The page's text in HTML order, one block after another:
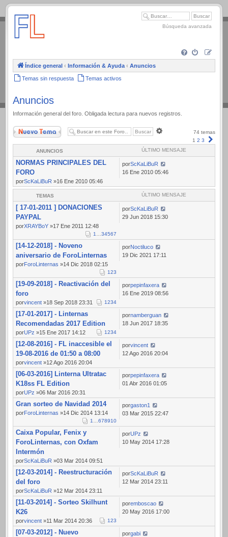
.
Búsqueda avanzada
Índice general ‹ Información & Ayuda ‹ Anuncios
Temas sin respuesta Temas activos
Anuncios
Información general del foro. Obligada lectura para nuevos registros.
Nuevo Tema
74 temas
1 2 3
ANUNCIOS ÚLTIMO MENSAJE
NORMAS PRINCIPALES DEL
FORO
porScKaLiBuR »16 Ene 2010 05:46
porScKaLiBuR
16 Ene 2010 05:46
TEMAS ÚLTIMO MENSAJE
[ 17-01-2011 ] DONACIONES
PAYPAL
porXRAYBoY »17 Ene 2011 12:48
1 34567
porScKaLiBuR
29 Jun 2018 15:30
[14-12-2018] - Noveno
aniversario de ForoLinternas
porForoLinternas »14 Dic 2018 02:15
123
porNoctiluco
19 Dic 2021 17:11
[19-09-2018] - Reactivación del
foro
porvincent »18 Sep 2018 23:31 1234
porpepinfaxera
16 Ene 2019 08:56
[17-01-2017] - Linternas
Recomendadas 2017 Edition
porUPz »15 Ene 2017 14:12 1234
pornamberguan
18 Jun 2017 18:35
[12-08-2016] - FL inaccesible el
19-08-2016 de 01:50 a 08:00
porvincent »12 Ago 2016 20:04
porvincent
12 Ago 2016 20:04
[06-03-2016] Linterna Ultratac
K18ss FL Edition
porUPz »06 Mar 2016 20:31
porpepinfaxera
01 Abr 2016 01:05
Gran sorteo de Navidad 2014
porForoLinternas »14 Dic 2014 13:14
1 678910
porgaston1
03 Mar 2015 22:47
Caixa Popular, Fenix y
ForoLinternas, con Oxfam
Intermón
porScKaLiBuR »03 Mar 2014 09:51
porUPz
10 May 2014 17:28
[12-03-2014] - Reestructuración
del foro
porScKaLiBuR »12 Mar 2014 23:11
porScKaLiBuR
12 Mar 2014 23:11
[11-03-2014] - Sorteo Skilhunt
K26
porvincent »11 Mar 2014 20:36 123
poremboscao
20 May 2016 17:00
[07-03-2012] - Nuevo
porgabi